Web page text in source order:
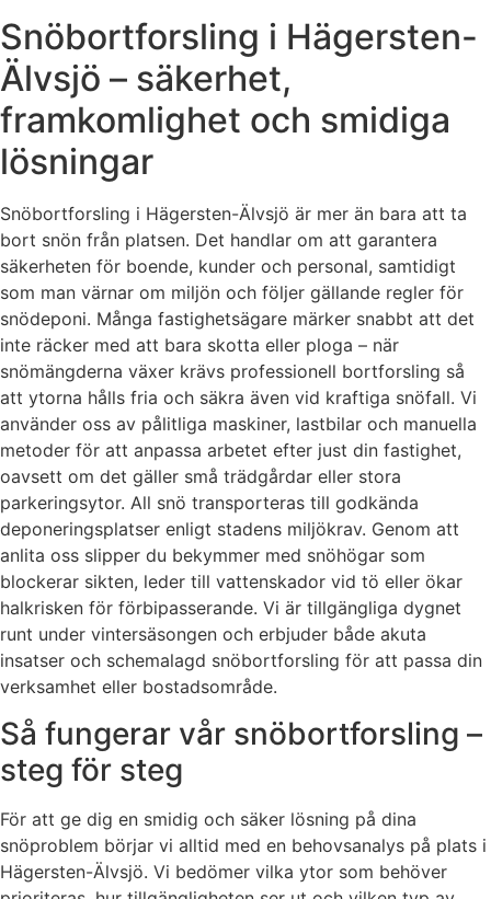
Snöbortforsling i Hägersten-
Älvsjö – säkerhet,
framkomlighet och smidiga
lösningar
Snöbortforsling i Hägersten-Älvsjö är mer än bara att ta
bort snön från platsen. Det handlar om att garantera
säkerheten för boende, kunder och personal, samtidigt
som man värnar om miljön och följer gällande regler för
snödeponi. Många fastighetsägare märker snabbt att det
inte räcker med att bara skotta eller ploga – när
snömängderna växer krävs professionell bortforsling så
att ytorna hålls fria och säkra även vid kraftiga snöfall. Vi
använder oss av pålitliga maskiner, lastbilar och manuella
metoder för att anpassa arbetet efter just din fastighet,
oavsett om det gäller små trädgårdar eller stora
parkeringsytor. All snö transporteras till godkända
deponeringsplatser enligt stadens miljökrav. Genom att
anlita oss slipper du bekymmer med snöhögar som
blockerar sikten, leder till vattenskador vid tö eller ökar
halkrisken för förbipasserande. Vi är tillgängliga dygnet
runt under vintersäsongen och erbjuder både akuta
insatser och schemalagd snöbortforsling för att passa din
verksamhet eller bostadsområde.
Så fungerar vår snöbortforsling –
steg för steg
För att ge dig en smidig och säker lösning på dina
snöproblem börjar vi alltid med en behovsanalys på plats i
Hägersten-Älvsjö. Vi bedömer vilka ytor som behöver